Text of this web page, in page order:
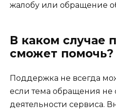
жалобу или обращение
В каком случае
сможет помочь?
Поддержка не всегда
если тема обращения не
деятельности сервиса.